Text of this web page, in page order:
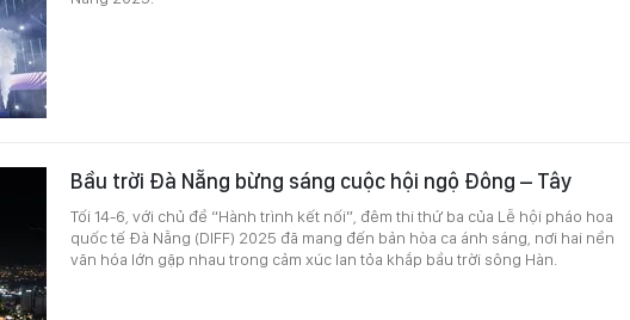
Bầu trời Đà Nẵng bừng sáng cuộc hội ngộ Đông – Tây
Tối 14-6, với chủ đề “Hành trình kết nối”, đêm thi thứ ba của Lễ hội pháo hoa
quốc tế Đà Nẵng (DIFF) 2025 đã mang đến bản hòa ca ánh sáng, nơi hai nền
văn hóa lớn gặp nhau trong cảm xúc lan tỏa khắp bầu trời sông Hàn.